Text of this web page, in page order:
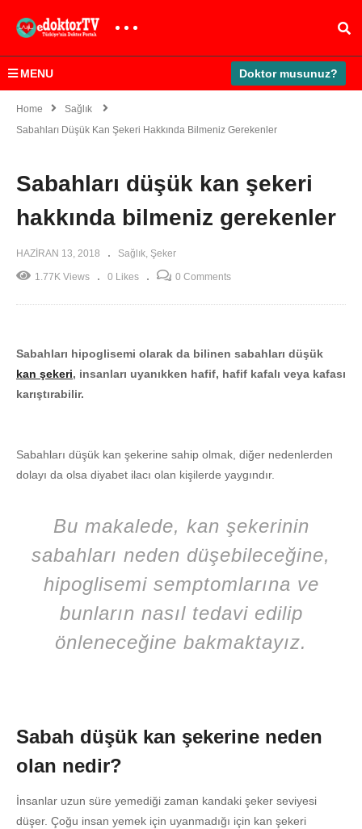
MENU Doktor musunuz?
Home
Sağlık
Sabahları Düşük Kan Şekeri Hakkında Bilmeniz Gerekenler
Sabahları düşük kan şekeri
hakkında bilmeniz gerekenler
HAZIRAN 13, 2018 Sağlık Şeker
1.77K Views 0 Likes 0 Comments
Sabahları hipoglisemi olarak da bilinen sabahları düşük
kan şekeri, insanları uyanıkken hafif, hafif kafalı veya kafası
karıştırabilir.
Sabahları düşük kan şekerine sahip olmak, diğer nedenlerden
dolayı da olsa diyabet ilacı olan kişilerde yaygındır.
Bu makalede, kan şekerinin
sabahları neden düşebileceğine,
hipoglisemi semptomlarına ve
bunların nasıl tedavi edilip
önleneceğine bakmaktayız.
Sabah düşük kan şekerine neden
olan nedir?
İnsanlar uzun süre yemediği zaman kandaki şeker seviyesi
düşer. Çoğu insan yemek için uyanmadığı için kan şekeri